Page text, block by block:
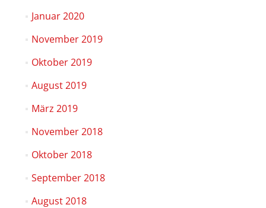
Januar 2020
November 2019
Oktober 2019
August 2019
März 2019
November 2018
Oktober 2018
September 2018
August 2018